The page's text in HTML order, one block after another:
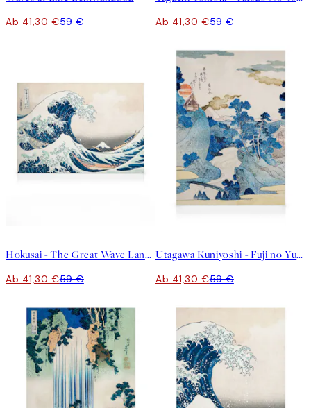
Ab 41,30 €59 € Ab 41,30 €59 €
Hokusai - The Great Wave Landscape Leinwandbild
Ab 41,30 €59 €
Utagawa Kuniyoshi - Fuji no Yukei Leinwandbild
Ab 41,30 €59 €